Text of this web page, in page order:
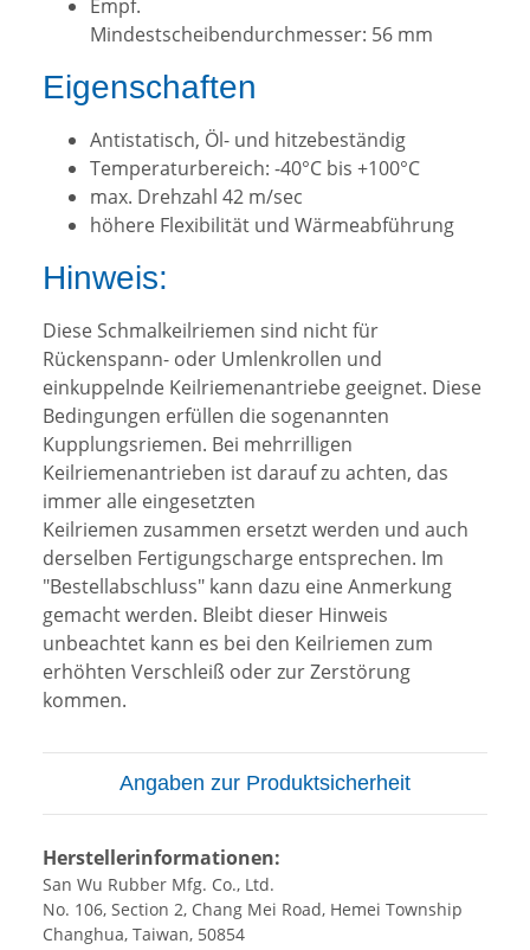
Empf.
Mindestscheibendurchmesser: 56 mm
Eigenschaften
Antistatisch, Öl- und hitzebeständig
Temperaturbereich: -40°C bis +100°C
max. Drehzahl 42 m/sec
höhere Flexibilität und Wärmeabführung
Hinweis:
Diese Schmalkeilriemen sind nicht für
Rückenspann- oder Umlenkrollen und
einkuppelnde Keilriemenantriebe geeignet. Diese
Bedingungen erfüllen die sogenannten
Kupplungsriemen. Bei mehrrilligen
Keilriemenantrieben ist darauf zu achten, das
immer alle eingesetzten
Keilriemen zusammen ersetzt werden und auch
derselben Fertigungscharge entsprechen. Im
"Bestellabschluss" kann dazu eine Anmerkung
gemacht werden. Bleibt dieser Hinweis
unbeachtet kann es bei den Keilriemen zum
erhöhten Verschleiß oder zur Zerstörung
kommen.
Angaben zur Produktsicherheit
Herstellerinformationen:
San Wu Rubber Mfg. Co., Ltd.
No. 106, Section 2, Chang Mei Road, Hemei Township
Changhua, Taiwan, 50854